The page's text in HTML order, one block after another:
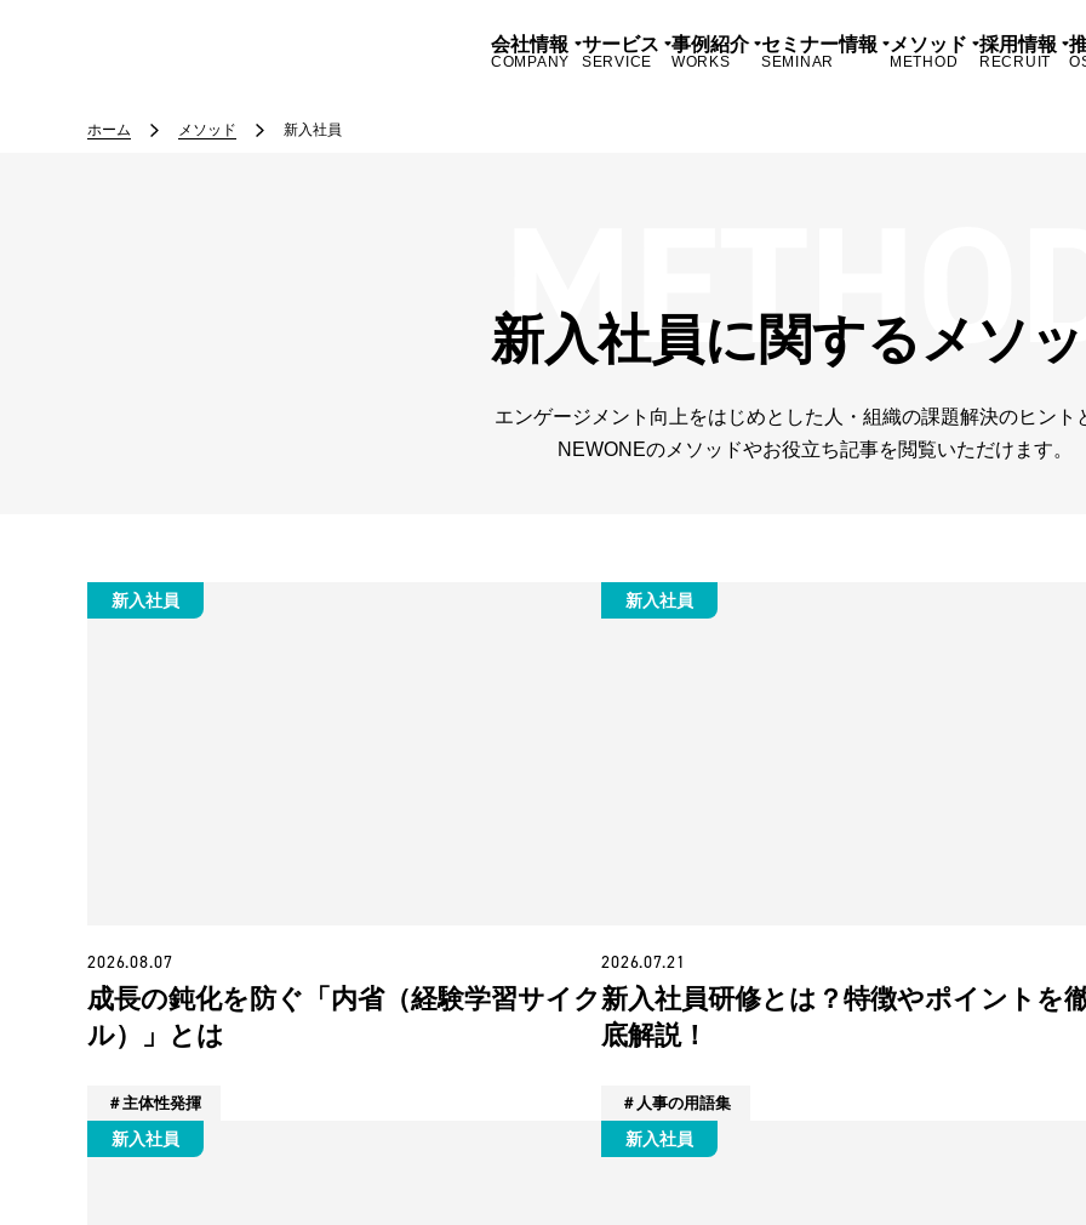
会社情報
COMPANY
サービス
SERVICE
事例紹介
WORKS
セミナー情報
SEMINAR
メソッド
METHOD
採用情報
RECRUIT
ホーム メソッド 新入社員
新入社員に関するメソ
エンゲージメント向上をはじめとした人・組織の課題解決のヒント
NEWONEのメソッドやお役立ち記事を閲覧いただけます。
新入社員
2026.08.07
成長の鈍化を防ぐ「内省（経験学習サイク
ル）」とは
主体性発揮
新入社員
2026.07.21
新入社員研修とは？特徴やポイントを
底解説！
人事の用語集
新入社員 新入社員